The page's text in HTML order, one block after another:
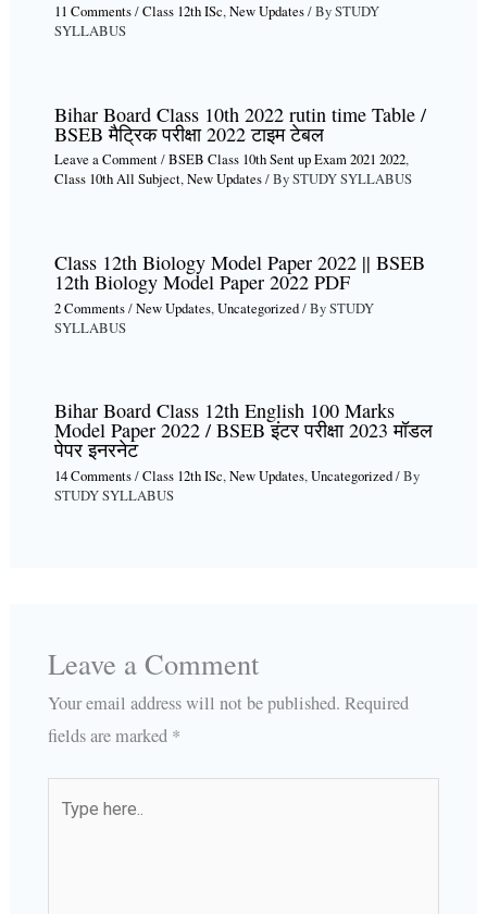
11 Comments/Class 12th ISc,New Updates/ BySTUDY
SYLLABUS
Bihar Board Class 10th 2022 rutin time Table /
BSEB मैट्रिक परीक्षा 2022 टाइम टेबल
Leave a Comment/BSEB Class 10th Sent up Exam 2021 2022,
Class 10th All Subject,New Updates/ BySTUDY SYLLABUS
Class 12th Biology Model Paper 2022 || BSEB
12th Biology Model Paper 2022 PDF
2 Comments/New Updates,Uncategorized/ BySTUDY
SYLLABUS
Bihar Board Class 12th English 100 Marks
Model Paper 2022 / BSEB इंटर परीक्षा 2023 मॉडल
पेपर इनरनेट
14 Comments/Class 12th ISc,New Updates,Uncategorized/ By
STUDY SYLLABUS
Leave a Comment
Your email address will not be published. Required
fields are marked *
here..